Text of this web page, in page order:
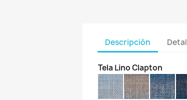
Descripción
Tela Lino Clapton